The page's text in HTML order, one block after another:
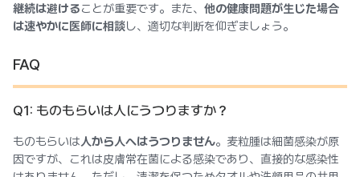
継続は避けることが重要です。また、 他の健康問題が生じた場合
は速やかに医師に相談し、適切な判断を仰ぎましょう。
FAQ
Q1: ものもらいは人にうつりますか？
ものもらいは人から人へはうつりません。麦粒腫は細菌感染が原
因ですが、これは皮膚常在菌による感染であり、直接的な感染性